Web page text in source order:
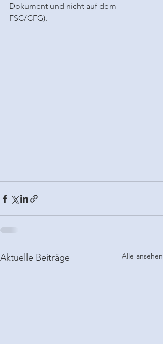
Dokument und nicht auf dem
FSC/CFG).
Aktuelle Beiträge Alle ansehen